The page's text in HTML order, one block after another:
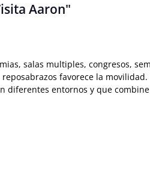
Aaron"
salas multiples, congresos,
favorece la
entornos y que